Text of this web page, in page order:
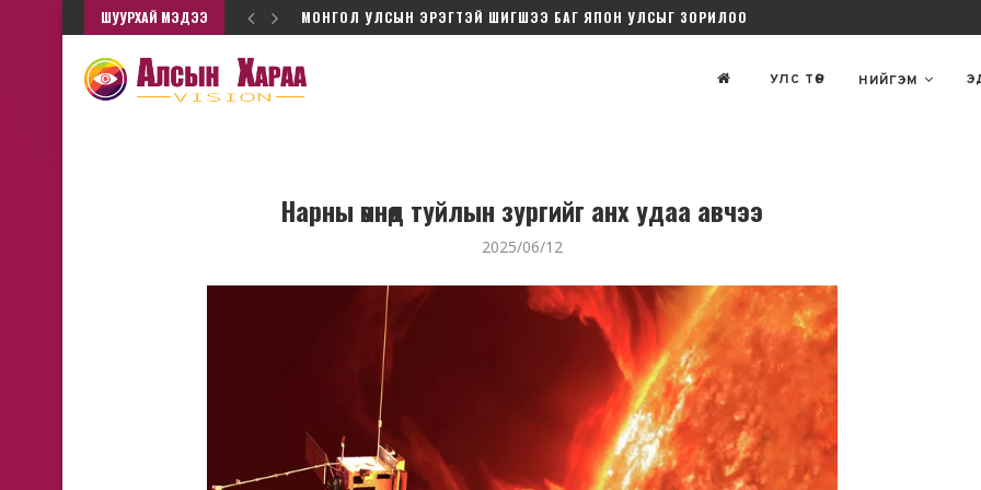
ШУУРХАЙ МЭДЭЭ МОНГОЛ УЛСЫН ЭРЭГТЭЙ ШИГШЭЭ БАГ ЯПОН УЛСЫГ ЗОРИЛОО
УЛС ТӨР НИЙГЭМ
Нарны өмнөд туйлын зургийг анх удаа авчээ
2025/06/12
Ц.Элбэгдорж, Х.Баттулга хоёр
юугаараа барьцаалагдаж
Эпштейнд "элссэн" бэ?
Б.Цогтгэрэл: Ж.Эпштейн
Оюутолгой, Дубайн гэрээний
лоббиг хийсэн нь...
2026/5 сар/05